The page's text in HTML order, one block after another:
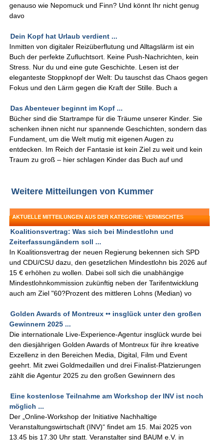
genauso wie Nepomuck und Finn? Und könnt Ihr nicht genug
davo
Dein Kopf hat Urlaub verdient ...
Inmitten von digitaler Reizüberflutung und Alltagslärm ist ein
Buch der perfekte Zufluchtsort. Keine Push-Nachrichten, kein
Stress. Nur du und eine gute Geschichte. Lesen ist der
eleganteste Stoppknopf der Welt: Du tauschst das Chaos gegen
Fokus und den Lärm gegen die Kraft der Stille. Buch a
Das Abenteuer beginnt im Kopf ...
Bücher sind die Startrampe für die Träume unserer Kinder. Sie
schenken ihnen nicht nur spannende Geschichten, sondern das
Fundament, um die Welt mutig mit eigenen Augen zu
entdecken. Im Reich der Fantasie ist kein Ziel zu weit und kein
Traum zu groß – hier schlagen Kinder das Buch auf und
Weitere Mitteilungen von Kummer
AKTUELLE MITTEILUNGEN AUS DER KATEGORIE: VERMISCHTES
Koalitionsvertrag: Was sich bei Mindestlohn und
Zeiterfassungändern soll ...
In Koalitionsvertrag der neuen Regierung bekennen sich SPD
und CDU/CSU dazu, den gesetzlichen Mindestlohn bis 2026 auf
15 € erhöhen zu wollen. Dabei soll sich die unabhängige
Mindestlohnkommission zukünftig neben der Tarifentwicklung
auch am Ziel "60?Prozent des mittleren Lohns (Median) vo
Golden Awards of Montreux •• insglück unter den großen
Gewinnern 2025 ...
Die internationale Live-Experience-Agentur insglück wurde bei
den diesjährigen Golden Awards of Montreux für ihre kreative
Exzellenz in den Bereichen Media, Digital, Film und Event
geehrt. Mit zwei Goldmedaillen und drei Finalist-Platzierungen
zählt die Agentur 2025 zu den großen Gewinnern des
Eine kostenlose Teilnahme am Workshop der INV ist noch
möglich ...
Der „Online-Workshop der Initiative Nachhaltige
Veranstaltungswirtschaft (INV)“ findet am 15. Mai 2025 von
13.45 bis 17.30 Uhr statt. Veranstalter sind BAUM e.V. in